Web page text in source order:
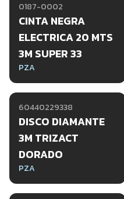
0187-0002
CINTA NEGRA
ELECTRICA 20 MTS
3M SUPER 33
PZA
60440229338
DISCO DIAMANTE
3M TRIZACT
DORADO
PZA